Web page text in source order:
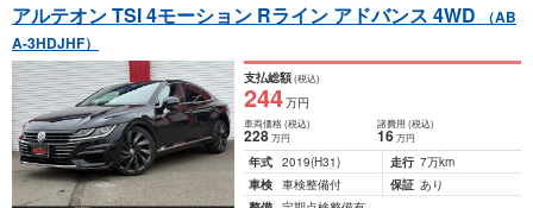
アルテオン TSI 4モーション Rライン アドバンス 4WD
（AB
A-3HDJHF）
支払総額(税込)
244万円
車両価格(税込)
228万円
諸費用 (税込)
16 万円
年式 2019(H31) 走行 7万km
車検 車検整備付 保証 あり